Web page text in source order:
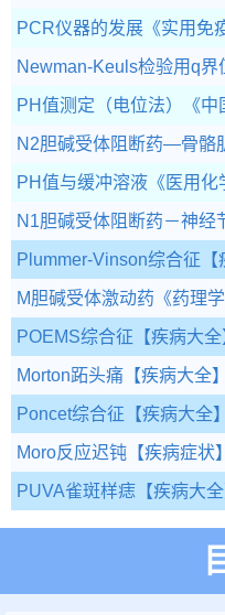
PCR仪器的发展 《实用免
Newman-Keuls检验用q界
PH值测定（电位法） 《
N2胆碱受体阻断药—骨骼
PH值与缓冲溶液 《医用化
N1胆碱受体阻断药－神经
Plummer-Vinson综合征
M胆碱受体激动药 《药理学
POEMS综合征 【疾病大全
Morton跖头痛 【疾病大全】
Poncet综合征 【疾病大全】
Moro反应迟钝 【疾病症状】
PUVA雀斑样痣 【疾病大全